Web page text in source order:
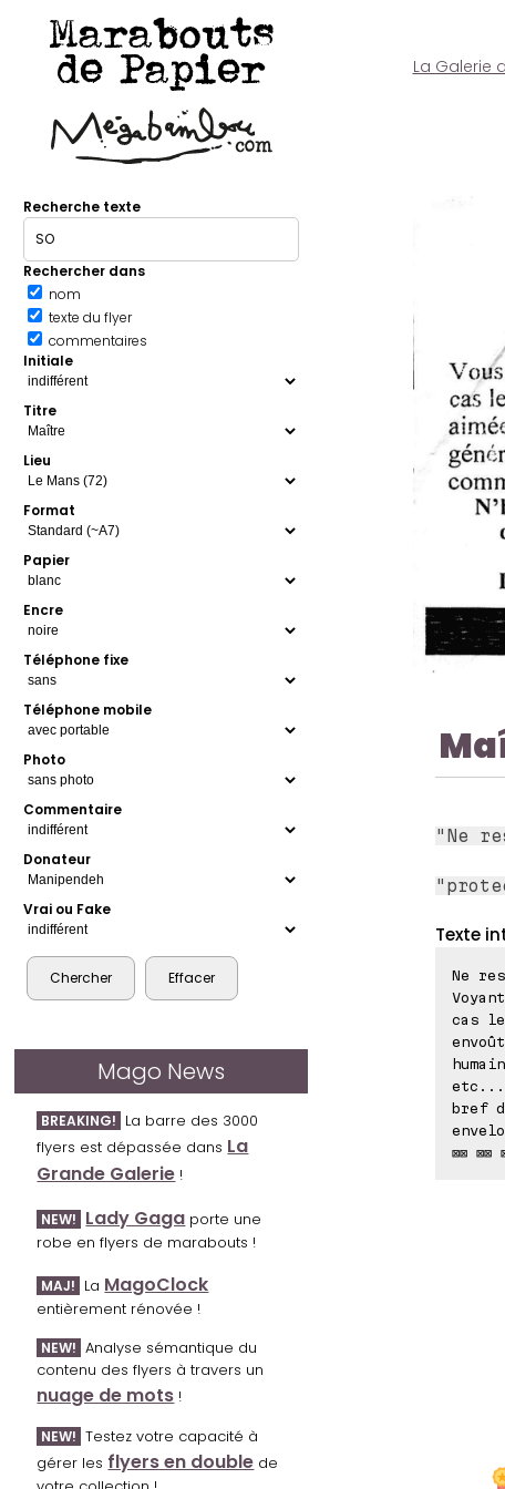
Marabouts
de Papier
Recherche texte
Rechercher dans
nom
texte du flyer
commentaires
Initiale
Titre
Lieu
Format
Papier
Encre
Téléphone fixe
Téléphone mobile
Photo
Commentaire
Donateur
Vrai ou Fake
Mago News
BREAKING! La barre des 3000
flyers est dépassée dans La
Grande Galerie !
NEW! Lady Gaga porte une
robe en flyers de marabouts !
MAJ! La MagoClock
entièrement rénovée !
NEW! Analyse sémantique du
contenu des flyers à travers un
nuage de mots !
NEW! Testez votre capacité à
gérer les flyers en double de
La Galerie
"Ne
Texte
Ne
cas
etc...
bref
⊠⊠ ⊠⊠